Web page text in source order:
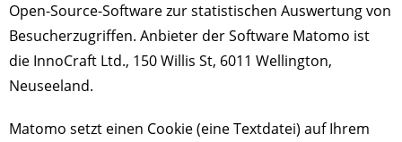
Open-Source-Software zur statistischen Auswertung von
Besucherzugriffen. Anbieter der Software Matomo ist
die InnoCraft Ltd., 150 Willis St, 6011 Wellington,
Neuseeland.
Matomo setzt einen Cookie (eine Textdatei) auf Ihrem